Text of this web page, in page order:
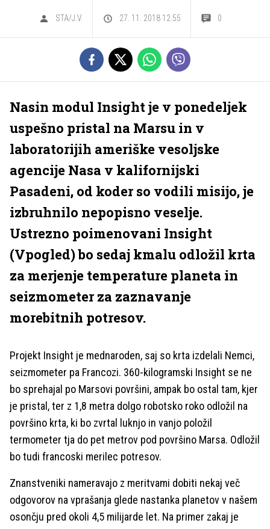
STA/J.V. 27. 11. 2018 12.55 0
Nasin modul Insight je v ponedeljek
uspešno pristal na Marsu in v
laboratorijih ameriške vesoljske
agencije Nasa v kalifornijski
Pasadeni, od koder so vodili misijo, je
izbruhnilo nepopisno veselje.
Ustrezno poimenovani Insight
(Vpogled) bo sedaj kmalu odložil krta
za merjenje temperature planeta in
seizmometer za zaznavanje
morebitnih potresov.
Projekt Insight je mednaroden, saj so krta izdelali Nemci,
seizmometer pa Francozi. 360-kilogramski Insight se ne
bo sprehajal po Marsovi površini, ampak bo ostal tam, kjer
je pristal, ter z 1,8 metra dolgo robotsko roko odložil na
površino krta, ki bo zvrtal luknjo in vanjo položil
termometer tja do pet metrov pod površino Marsa. Odložil
bo tudi francoski merilec potresov.
Znanstveniki nameravajo z meritvami dobiti nekaj več
odgovorov na vprašanja glede nastanka planetov v našem
osončju pred okoli 4,5 milijarde let. Na primer zakaj je